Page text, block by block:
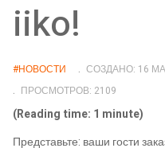
iiko!
#НОВОСТИ
СОЗДАНО: 16
ПРОСМОТРОВ: 2109
(Reading time: 1 minute)
Представьте: ваши гости